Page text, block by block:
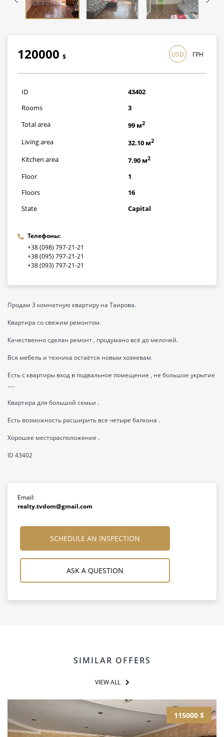
120000 $
3480000грн
USD ГРН
ID
43402
Rooms
3
Total area
99 м2
Living area 32.10 м2
Kitchen area 7.90 м2
Floor
1
Floors
16
State
Capital
Телефоны:
+38 (098) 797-21-21
+38 (095) 797-21-21
+38 (093) 797-21-21
Продам 3 комнатную квартиру на Таирова.
Квартира со свежим ремонтом.
Качественно сделан ремонт , продумано всё до мелочей.
Вся мебель и техника остаётся новым хозяевам.
Есть с квартиры вход в подвальное помещение , не большое укрытие
.....
Квартира для большой семьи .
Есть возможность расширить все четыре балкона .
Хорошее месторасположение .
ID 43402
Email:
realty.tvdom@gmail.com
SCHEDULE AN INSPECTION
ASK A QUESTION
SIMILAR OFFERS
VIEW ALL
115000 $